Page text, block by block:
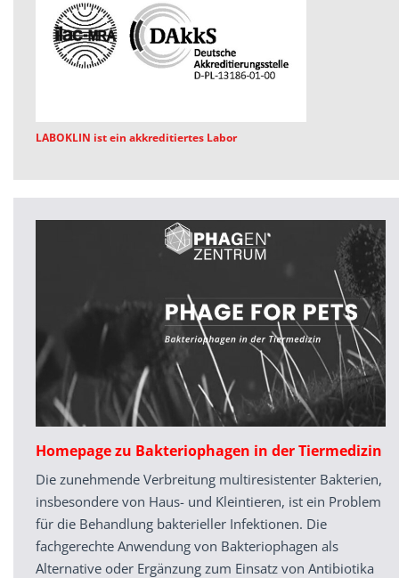
LABOKLIN ist ein akkreditiertes Labor
Homepage zu Bakteriophagen in der Tiermedizin
Die zunehmende Verbreitung multiresistenter Bakterien,
insbesondere von Haus- und Kleintieren, ist ein Problem
für die Behandlung bakterieller Infektionen. Die
fachgerechte Anwendung von Bakteriophagen als
Alternative oder Ergänzung zum Einsatz von Antibiotika